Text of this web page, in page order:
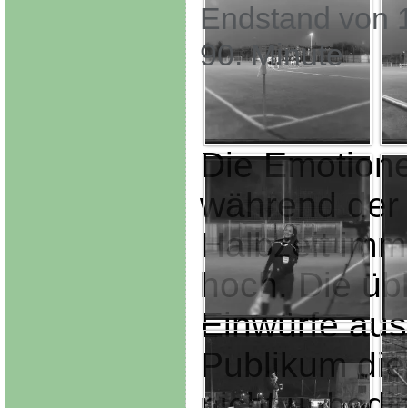
Endstand von
90. Minute
Die
während
Halbzeit
hoch. Die
Einwürfe
Publikum